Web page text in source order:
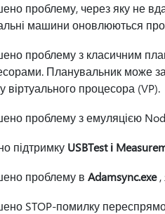
проблему, через яку не
машини оновлюються
проблему з класичним
Планувальник може
віртуального процесора (VP).
проблему з емуляцією
підтримку USBTest і
проблему в Adamsync.exe,
STOP-помилку